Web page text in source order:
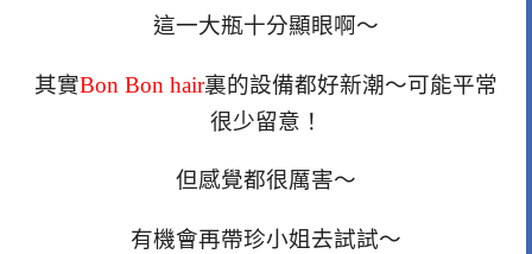
這一大瓶十分顯眼啊～
其實Bon Bon hair裏的設備都好新潮～可能平常
很少留意！
但感覺都很厲害～
有機會再帶珍小姐去試試～